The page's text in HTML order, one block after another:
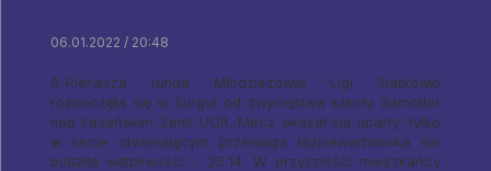
06.01.2022 / 20:48
6-Pierwsza runda Młodzieżowej Ligi Siatkówki
rozpoczęła się w Surgut od zwycięstwa szkoły Samotlor
nad kazańskim Zenit-UOR. Mecz okazał się uparty: tylko
w secie otwierającym przewaga Niżniewartowska nie
budziła wątpliwości - 25:14. W przyszłości mieszkańcy